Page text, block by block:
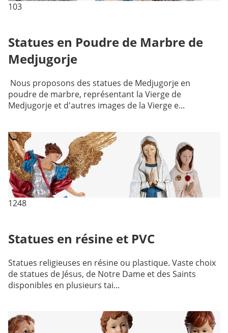
103
Statues en Poudre de Marbre de
Medjugorje
Nous proposons des statues de Medjugorje en
poudre de marbre, représentant la Vierge de
Medjugorje et d'autres images de la Vierge e...
1248
Statues en résine et PVC
Statues religieuses en résine ou plastique. Vaste choix
de statues de Jésus, de Notre Dame et des Saints
disponibles en plusieurs tai...